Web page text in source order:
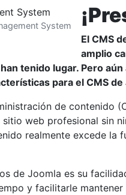
System
El CMS
amplio
tenido lugar. Pero
para el CMS de
de contenido
web profesional sin
realmente excede
de Joomla es su
y facilitarle